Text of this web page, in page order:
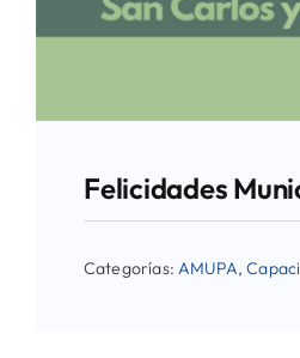
Felicidades
Categorías:AMUPA,